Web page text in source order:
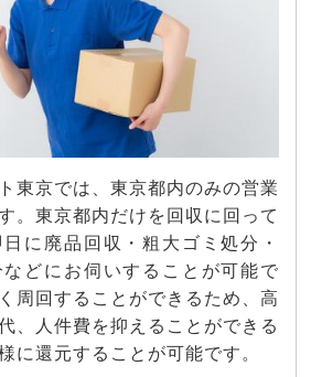
東京では、東京都内のみの営業
。東京都内だけを回収に回って
に廃品回収・粗大ゴミ処分・
どにお伺いすることが可能で
周回することができるため、高
、人件費を抑えることができる
に還元することが可能です。